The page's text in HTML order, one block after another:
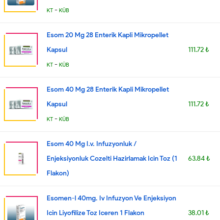
KT - KÜB
Esom 20 Mg 28 Enterik Kapli Mikropellet
Kapsul
KT - KÜB
111.72 ₺
Esom 40 Mg 28 Enterik Kapli Mikropellet
Kapsul
KT - KÜB
111.72 ₺
Esom 40 Mg I.v. Infuzyonluk /
Enjeksiyonluk Cozelti Hazirlamak Icin Toz (1
Flakon)
63.84 ₺
Esomen-l 40mg. Iv Infuzyon Ve Enjeksiyon
Icin Liyofilize Toz Iceren 1 Flakon
38.01 ₺